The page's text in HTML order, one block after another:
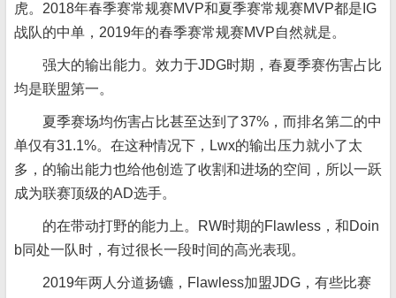
虎。2018年春季赛常规赛MVP和夏季赛常规赛MVP都是IG
战队的中单，2019年的春季赛常规赛MVP自然就是。
强大的输出能力。效力于JDG时期，春夏季赛伤害占比
均是联盟第一。
夏季赛场均伤害占比甚至达到了37%，而排名第二的中
单仅有31.1%。在这种情况下，Lwx的输出压力就小了太
多，的输出能力也给他创造了收割和进场的空间，所以一跃
成为联赛顶级的AD选手。
的在带动打野的能力上。RW时期的Flawless，和Doin
b同处一队时，有过很长一段时间的高光表现。
2019年两人分道扬镳，Flawless加盟JDG，有些比赛